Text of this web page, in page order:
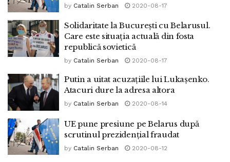
by Catalin Serban 2020-08-17
Solidaritate la București cu Belarusul.
Care este situația actuală din fosta
republică sovietică
by Catalin Serban 2020-08-17
Putin a uitat acuzațiile lui Lukașenko.
Atacuri dure la adresa altora
by Catalin Serban 2020-08-14
UE pune presiune pe Belarus după
scrutinul prezidențial fraudat
by Catalin Serban 2020-08-12